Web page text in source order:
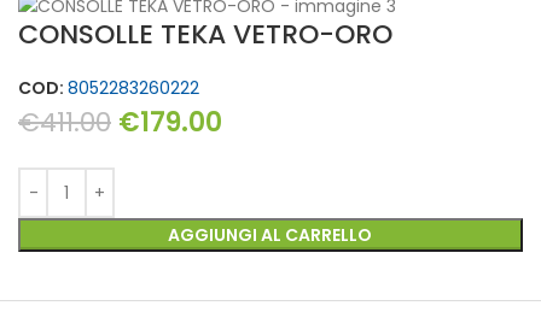
CONSOLLE TEKA VETRO-ORO
COD: 8052283260222
€411.00 €179.00
AGGIUNGI AL CARRELLO